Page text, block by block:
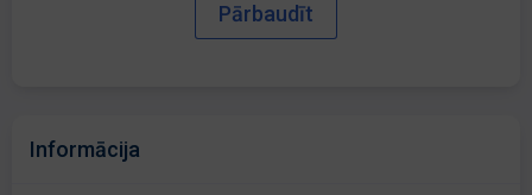
Pārbaudīt
Informācija